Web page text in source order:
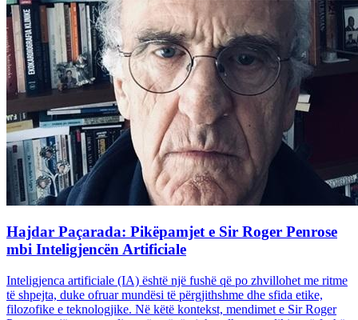
Hajdar Paçarada: Pikëpamjet e Sir Roger Penrose
mbi Inteligjencën Artificiale
Inteligjenca artificiale (IA) është një fushë që po zhvillohet me ritme
të shpejta, duke ofruar mundësi të përgjithshme dhe sfida etike,
filozofike e teknologjike. Në këtë kontekst, mendimet e Sir Roger